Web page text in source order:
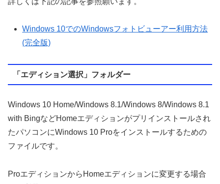
Windows 10でのWindowsフォトビューアー利用方法
(完全版)
「エディション選択」フォルダー
Windows 10 Home/Windows 8.1/Windows 8/Windows 8.1
with BingなどHomeエディションがプリインストールされ
たパソコンにWindows 10 Proをインストールするための
ファイルです。
ProエディションからHomeエディションに変更する場合